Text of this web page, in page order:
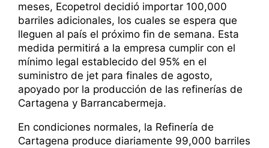
meses, Ecopetrol decidió importar 100,000
barriles adicionales, los cuales se espera que
lleguen al país el próximo fin de semana. Esta
medida permitirá a la empresa cumplir con el
mínimo legal establecido del 95% en el
suministro de jet para finales de agosto,
apoyado por la producción de las refinerías de
Cartagena y Barrancabermeja.
En condiciones normales, la Refinería de
Cartagena produce diariamente 99,000 barriles